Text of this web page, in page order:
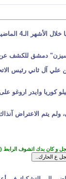
تتحضر السلة
ثاني رئيس
كوريا وايدر
و كان بدك اتشوف